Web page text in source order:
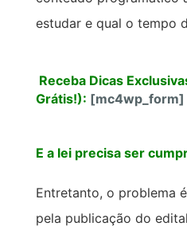
estudar e qual o tempo
Receba Dicas
Grátis!): [mc4wp_form]
E a lei precisa ser
Entretanto, o problema
pela publicação do